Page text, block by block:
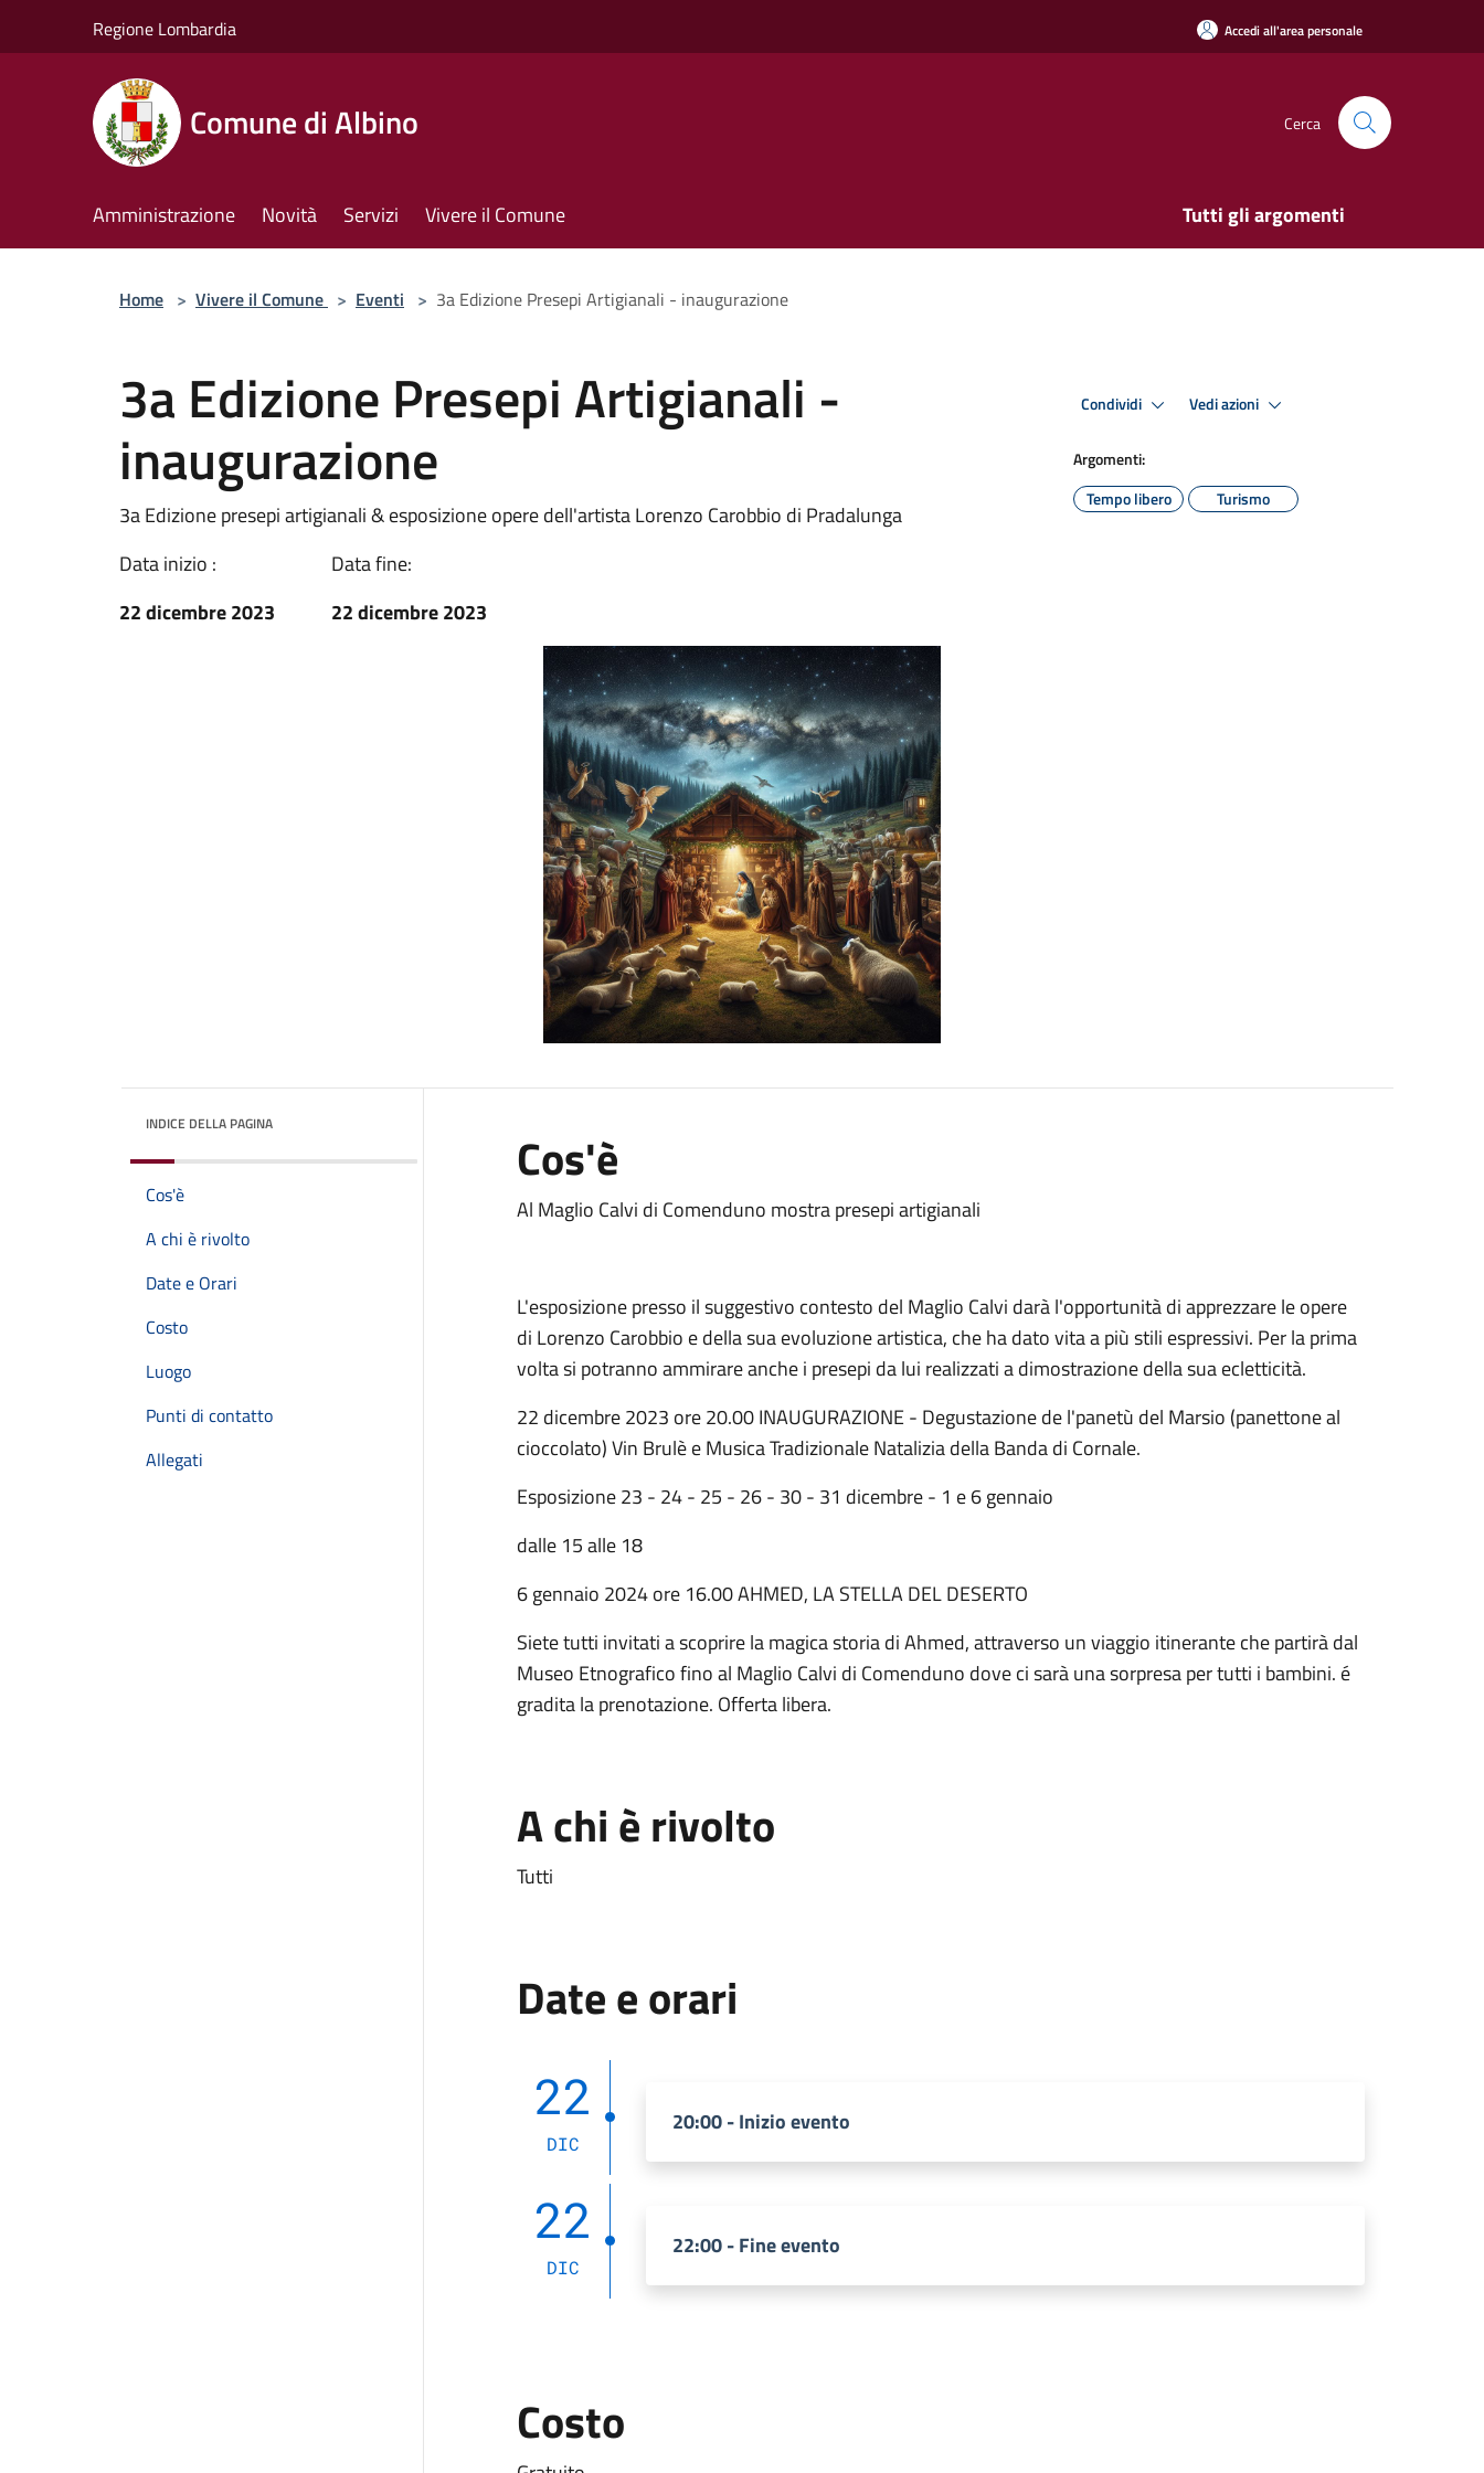
Regione Lombardia Accedi all'area personale
Comune di Albino Cerca
Amministrazione Novità Servizi Vivere il Comune Tutti gli argomenti
Home > Vivere il Comune > Eventi > 3a Edizione Presepi Artigianali - inaugurazione
3a Edizione Presepi Artigianali -
inaugurazione
3a Edizione presepi artigianali & esposizione opere dell'artista Lorenzo Carobbio di Pradalunga
Data inizio :
22 dicembre 2023
Data fine:
22 dicembre 2023
Condividi Vedi azioni
Argomenti:
Tempo libero
Turismo
INDICE DELLA PAGINA
Cos'è
A chi è rivolto
Date e Orari
Costo
Luogo
Punti di contatto
Allegati
Cos'è
Al Maglio Calvi di Comenduno mostra presepi artigianali
L'esposizione presso il suggestivo contesto del Maglio Calvi darà l'opportunità di apprezzare le opere
di Lorenzo Carobbio e della sua evoluzione artistica, che ha dato vita a più stili espressivi. Per la prima
volta si potranno ammirare anche i presepi da lui realizzati a dimostrazione della sua ecletticità.
22 dicembre 2023 ore 20.00 INAUGURAZIONE - Degustazione de l'panetù del Marsio (panettone al
cioccolato) Vin Brulè e Musica Tradizionale Natalizia della Banda di Cornale.
Esposizione 23 - 24 - 25 - 26 - 30 - 31 dicembre - 1 e 6 gennaio
dalle 15 alle 18
6 gennaio 2024 ore 16.00 AHMED, LA STELLA DEL DESERTO
Siete tutti invitati a scoprire la magica storia di Ahmed, attraverso un viaggio itinerante che partirà dal
Museo Etnografico fino al Maglio Calvi di Comenduno dove ci sarà una sorpresa per tutti i bambini. é
gradita la prenotazione. Offerta libera.
A chi è rivolto
Tutti
Date e orari
22
DIC
20:00 - Inizio evento
22
DIC
22:00 - Fine evento
Costo